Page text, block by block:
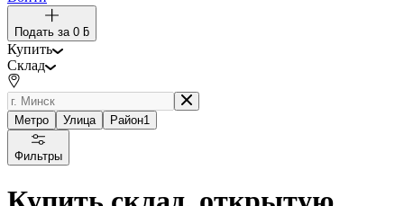
Подать за 0 ƃ
Купить
Склад
Метро Улица Район1
Фильтры